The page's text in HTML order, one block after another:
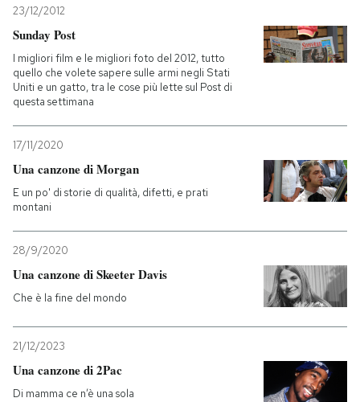
23/12/2012
Sunday Post
I migliori film e le migliori foto del 2012, tutto
quello che volete sapere sulle armi negli Stati
Uniti e un gatto, tra le cose più lette sul Post di
questa settimana
17/11/2020
Una canzone di Morgan
E un po' di storie di qualità, difetti, e prati
montani
28/9/2020
Una canzone di Skeeter Davis
Che è la fine del mondo
21/12/2023
Una canzone di 2Pac
Di mamma ce n’è una sola